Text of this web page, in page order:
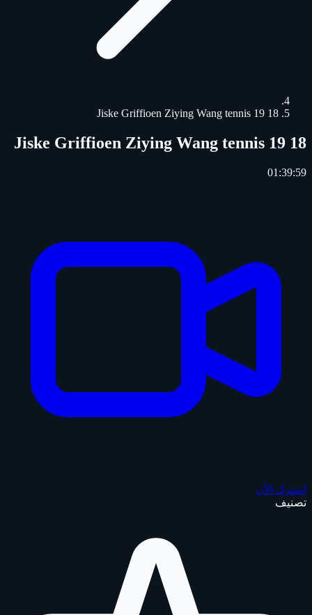
18 19 Jiske Griffioen Ziying Wang tennis
18 19 Jiske Griffioen Ziying Wang tennis
01:39:59
اشترك الآن
تصنيف